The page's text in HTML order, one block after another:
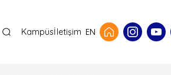
Ana Gezinti Menüsü Üst
Kampüsİletişim EN